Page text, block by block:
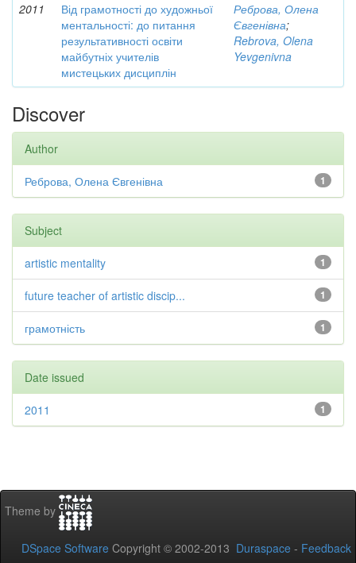
2011
Від грамотності до художньої
ментальності: до питання
результативності освіти
майбутніх учителів
мистецьких дисциплін
Реброва, Олена
Євгенівна;
Rebrova, Olena
Yevgenivna
Discover
Author
1
Реброва, Олена Євгенівна
Subject
1
artistic mentality
1
future teacher of artistic discip...
1
грамотність
Date issued
1
2011
Theme by
DSpace Software Copyright © 2002-2013 Duraspace - Feedback